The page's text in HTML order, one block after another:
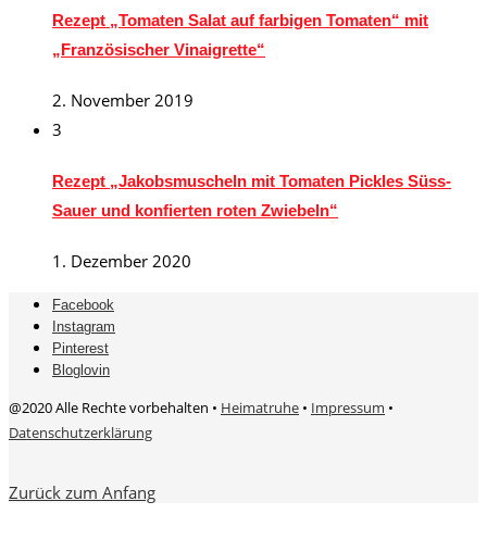
Rezept „Tomaten Salat auf farbigen Tomaten“ mit
„Französischer Vinaigrette“
2. November 2019
3
Rezept „Jakobsmuscheln mit Tomaten Pickles Süss-
Sauer und konfierten roten Zwiebeln“
1. Dezember 2020
Facebook
Instagram
Pinterest
Bloglovin
@2020 Alle Rechte vorbehalten • Heimatruhe • Impressum •
Datenschutzerklärung
Zurück zum Anfang